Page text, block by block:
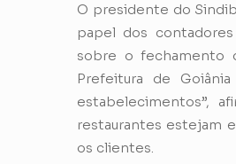
O presidente do
papel dos
sobre o fechamento
Prefeitura de
estabelecimentos”,
restaurantes estejam
os clientes.